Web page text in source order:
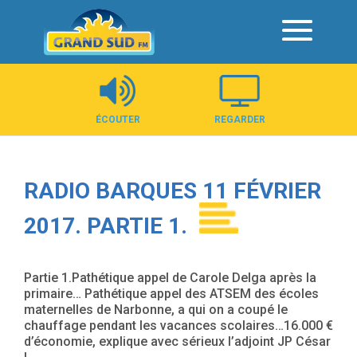
Panneau de gestion des cookies
ÉCOUTER REGARDER
RADIO BARQUES 11 FÉVRIER
2017. PARTIE 1.
Partie 1.Pathétique appel de Carole Delga après la
primaire… Pathétique appel des ATSEM des écoles
maternelles de Narbonne, a qui on a coupé le
chauffage pendant les vacances scolaires…16.000 €
d’économie, explique avec sérieux l’adjoint JP César